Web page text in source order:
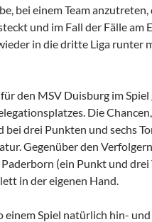
bei einem Team
und im Fall der Fälle am
in die dritte Liga runter
den MSV Duisburg im
Die
bei drei Punkten und sechs
Gegenüber den
(ein Punkt und drei
in der eigenen Hand.
einem Spiel natürlich hin-